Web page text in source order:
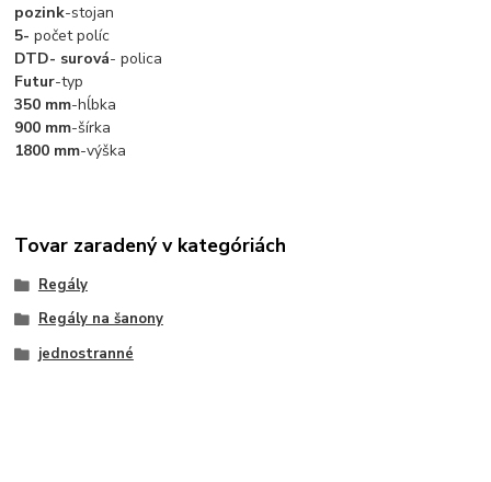
pozink-stojan
5- počet políc
DTD- surová- polica
Futur-typ
350 mm-hĺbka
900 mm-šírka
1800 mm-výška
Tovar zaradený v kategóriách
Regály
Regály na šanony
jednostranné